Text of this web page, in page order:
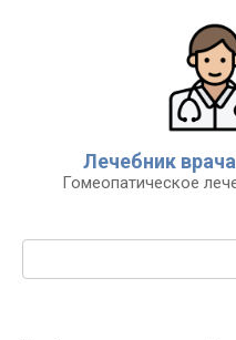
Лечебник
Гомеопатическое
Поиск: